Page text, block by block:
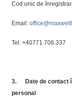
Cod unic de
Email:
Tel: +40771.706.337
3.
Date de contact
personal